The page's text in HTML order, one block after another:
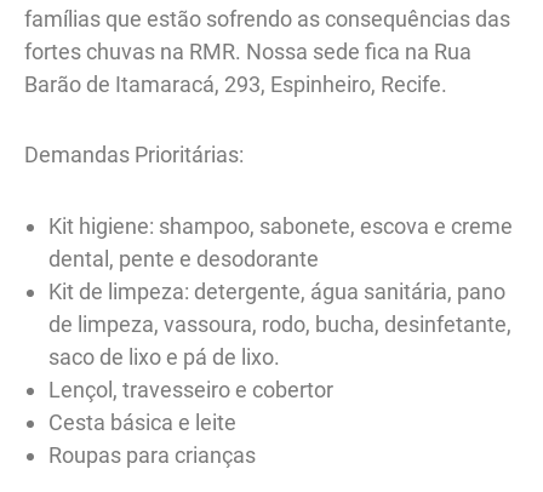
famílias que estão sofrendo as consequências das
fortes chuvas na RMR. Nossa sede fica na Rua
Barão de Itamaracá, 293, Espinheiro, Recife.
Demandas Prioritárias:
Kit higiene: shampoo, sabonete, escova e creme
dental, pente e desodorante
Kit de limpeza: detergente, água sanitária, pano
de limpeza, vassoura, rodo, bucha, desinfetante,
saco de lixo e pá de lixo.
Lençol, travesseiro e cobertor
Cesta básica e leite
Roupas para crianças